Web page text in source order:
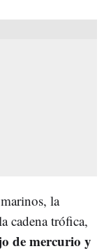
la
cadena trófica,
de mercurio y